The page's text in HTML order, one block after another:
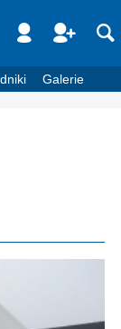
Galerie